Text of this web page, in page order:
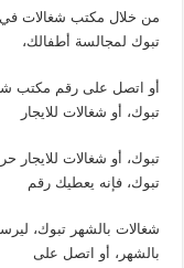
من خلال مكتب شغالات
تبوك لمجالسة أطفالك،
أو اتصل على رقم مكتب
تبوك، أو شغالات للايجار
تبوك، أو شغالات للايجار
تبوك، فإنه يعطيك رقم
شغالات بالشهر تبوك،
بالشهر، أو اتصل على